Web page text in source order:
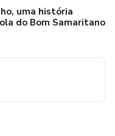
uma história
do Bom Samaritano